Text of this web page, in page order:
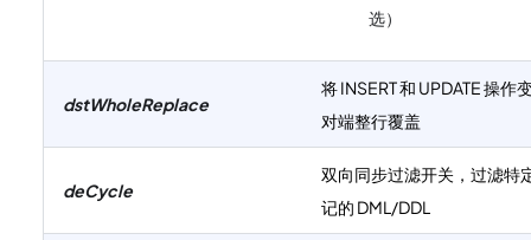
选）
dstWholeReplace
将 INSERT 和 UPDATE 操作
对端整行覆盖
deCycle
双向同步过滤开关，过滤特
记的 DML/DDL